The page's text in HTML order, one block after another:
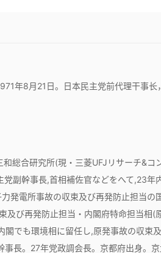
年8月21日。日本民主党前代理干事长
総合研究所(現・三菱UFJリサーチ&コ
副幹事長,首相補佐官などをへて,23年
発電所事故の収束及び再発防止担当の
及び再発防止担当・内閣府特命担当相(
閣でも環境相に留任し,原発事故の収束
長。27年党政調会長。京都府出身。京